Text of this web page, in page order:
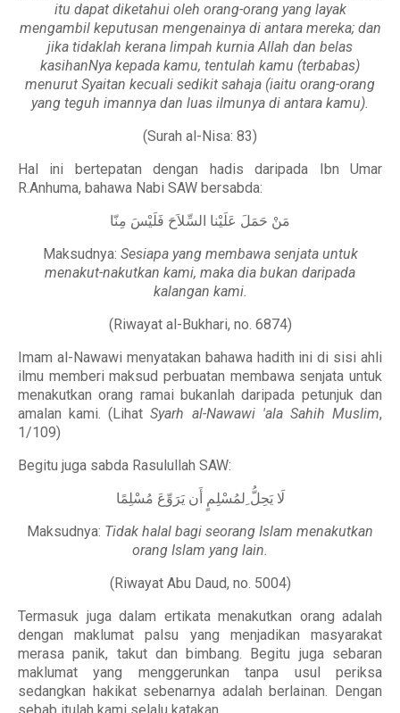
itu dapat diketahui oleh orang-orang yang layak
mengambil keputusan mengenainya di antara mereka; dan
jika tidaklah kerana limpah kurnia Allah dan belas
kasihanNya kepada kamu, tentulah kamu (terbabas)
menurut Syaitan kecuali sedikit sahaja (iaitu orang-orang
yang teguh imannya dan luas ilmunya di antara kamu).
(Surah al-Nisa: 83)
Hal ini bertepatan dengan hadis daripada Ibn Umar
R.Anhuma, bahawa Nabi SAW bersabda:
مَنْ حَمَلَ عَلَيْنا السِّلاَحَ فَلَيْسَ مِنّا
Maksudnya: Sesiapa yang membawa senjata untuk
menakut-nakutkan kami, maka dia bukan daripada
kalangan kami.
(Riwayat al-Bukhari, no. 6874)
Imam al-Nawawi menyatakan bahawa hadith ini di sisi ahli
ilmu memberi maksud perbuatan membawa senjata untuk
menakutkan orang ramai bukanlah daripada petunjuk dan
amalan kami. (LihatSyarh al-Nawawi 'ala Sahih Muslim,
1/109)
Begitu juga sabda Rasulullah SAW:
لَا يَحِلُّ ِلمُسْلِمٍ أَن يَرَوِّعَ مُسْلِمًا
Maksudnya: Tidak halal bagi seorang Islam menakutkan
orang Islam yang lain.
(Riwayat Abu Daud, no. 5004)
Termasuk juga dalam ertikata menakutkan orang adalah
dengan maklumat palsu yang menjadikan masyarakat
merasa panik, takut dan bimbang. Begitu juga sebaran
maklumat yang menggerunkan tanpa usul periksa
sedangkan hakikat sebenarnya adalah berlainan. Dengan